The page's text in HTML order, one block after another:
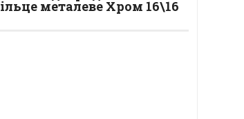
металеве Хром 16\16